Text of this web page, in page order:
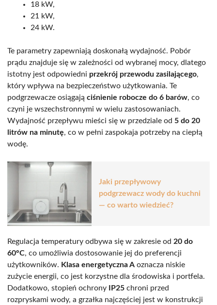
18 kW,
21 kW,
24 kW.
Te parametry zapewniają doskonałą wydajność. Pobór
prądu znajduje się w zależności od wybranej mocy, dlatego
istotny jest odpowiedni przekrój przewodu zasilającego,
który wpływa na bezpieczeństwo użytkowania. Te
podgrzewacze osiągają ciśnienie robocze do 6 barów, co
czyni je wszechstronnymi w wielu zastosowaniach.
Wydajność przepływu mieści się w przedziale od 5 do 20
litrów na minutę, co w pełni zaspokaja potrzeby na ciepłą
wodę.
Jaki przepływowy
podgrzewacz wody do kuchni
— co warto wiedzieć?
Regulacja temperatury odbywa się w zakresie od 20 do
60°C, co umożliwia dostosowanie jej do preferencji
użytkowników. Klasa energetyczna A oznacza niskie
zużycie energii, co jest korzystne dla środowiska i portfela.
Dodatkowo, stopień ochrony
IP25 chroni przed
rozpryskami wody, a grzałka najczęściej jest w konstrukcji